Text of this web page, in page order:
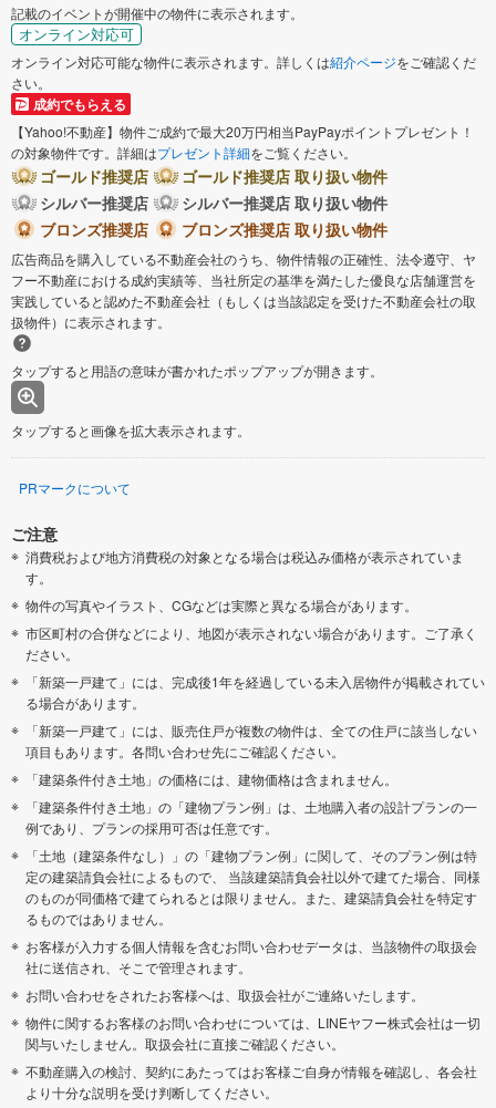
記載のイベントが開催中の物件に表示されます。
オンライン対応可
オンライン対応可能な物件に表示されます。詳しくは紹介ページをご確認くだ
さい。
成約でもらえる
【Yahoo!不動産】物件ご成約で最大20万円相当PayPayポイントプレゼント！
の対象物件です。詳細はプレゼント詳細をご覧ください。
ゴールド推奨店
ゴールド推奨店 取り扱い物件
シルバー推奨店
シルバー推奨店 取り扱い物件
ブロンズ推奨店
ブロンズ推奨店 取り扱い物件
広告商品を購入している不動産会社のうち、物件情報の正確性、法令遵守、ヤ
フー不動産における成約実績等、当社所定の基準を満たした優良な店舗運営を
実践していると認めた不動産会社（もしくは当該認定を受けた不動産会社の取
扱物件）に表示されます。
タップすると用語の意味が書かれたポップアップが開きます。
タップすると画像を拡大表示されます。
PRマークについて
ご注意
消費税および地方消費税の対象となる場合は税込み価格が表示されていま
す。
物件の写真やイラスト、CGなどは実際と異なる場合があります。
市区町村の合併などにより、地図が表示されない場合があります。ご了承く
ださい。
「新築一戸建て」には、完成後1年を経過している未入居物件が掲載されてい
る場合があります。
「新築一戸建て」には、販売住戸が複数の物件は、全ての住戸に該当しない
項目もあります。各問い合わせ先にご確認ください。
「建築条件付き土地」の価格には、建物価格は含まれません。
「建築条件付き土地」の「建物プラン例」は、土地購入者の設計プランの一
例であり、プランの採用可否は任意です。
「土地（建築条件なし）」の「建物プラン例」に関して、そのプラン例は特
定の建築請負会社によるもので、 当該建築請負会社以外で建てた場合、同様
のものが同価格で建てられるとは限りません。また、建築請負会社を特定す
るものではありません。
お客様が入力する個人情報を含むお問い合わせデータは、当該物件の取扱会
社に送信され、そこで管理されます。
お問い合わせをされたお客様へは、取扱会社がご連絡いたします。
物件に関するお客様のお問い合わせについては、LINEヤフー株式会社は一切
関与いたしません。取扱会社に直接ご確認ください。
不動産購入の検討、契約にあたってはお客様ご自身が情報を確認し、各会社
より十分な説明を受け判断してください。